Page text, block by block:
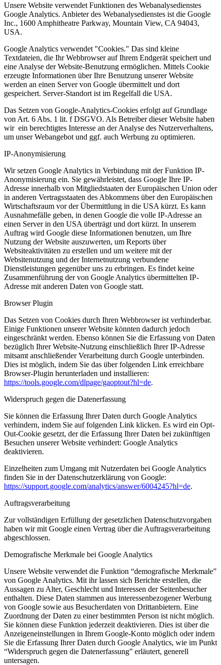
Unsere Website verwendet Funktionen des Webanalysedienstes
Google Analytics. Anbieter des Webanalysedienstes ist die Google
Inc., 1600 Amphitheatre Parkway, Mountain View, CA 94043,
USA.
Google Analytics verwendet "Cookies." Das sind kleine
Textdateien, die Ihr Webbrowser auf Ihrem Endgerät speichert und
eine Analyse der Website-Benutzung ermöglichen. Mittels Cookie
erzeugte Informationen über Ihre Benutzung unserer Website
werden an einen Server von Google übermittelt und dort
gespeichert. Server-Standort ist im Regelfall die USA.
Das Setzen von Google-Analytics-Cookies erfolgt auf Grundlage
von Art. 6 Abs. 1 lit. f DSGVO. Als Betreiber dieser Website haben
wir ein berechtigtes Interesse an der Analyse des Nutzerverhaltens,
um unser Webangebot und ggf. auch Werbung zu optimieren.
IP-Anonymisierung
Wir setzen Google Analytics in Verbindung mit der Funktion IP-
Anonymisierung ein. Sie gewährleistet, dass Google Ihre IP-
Adresse innerhalb von Mitgliedstaaten der Europäischen Union oder
in anderen Vertragsstaaten des Abkommens über den Europäischen
Wirtschaftsraum vor der Übermittlung in die USA kürzt. Es kann
Ausnahmefälle geben, in denen Google die volle IP-Adresse an
einen Server in den USA überträgt und dort kürzt. In unserem
Auftrag wird Google diese Informationen benutzen, um Ihre
Nutzung der Website auszuwerten, um Reports über
Websiteaktivitäten zu erstellen und um weitere mit der
Websitenutzung und der Internetnutzung verbundene
Dienstleistungen gegenüber uns zu erbringen. Es findet keine
Zusammenführung der von Google Analytics übermittelten IP-
Adresse mit anderen Daten von Google statt.
Browser Plugin
Das Setzen von Cookies durch Ihren Webbrowser ist verhinderbar.
Einige Funktionen unserer Website könnten dadurch jedoch
eingeschränkt werden. Ebenso können Sie die Erfassung von Daten
bezüglich Ihrer Website-Nutzung einschließlich Ihrer IP-Adresse
mitsamt anschließender Verarbeitung durch Google unterbinden.
Dies ist möglich, indem Sie das über folgenden Link erreichbare
Browser-Plugin herunterladen und installieren:
https://tools.google.com/dlpage/gaoptout?hl=de.
Widerspruch gegen die Datenerfassung
Sie können die Erfassung Ihrer Daten durch Google Analytics
verhindern, indem Sie auf folgenden Link klicken. Es wird ein Opt-
Out-Cookie gesetzt, der die Erfassung Ihrer Daten bei zukünftigen
Besuchen unserer Website verhindert: Google Analytics
deaktivieren.
Einzelheiten zum Umgang mit Nutzerdaten bei Google Analytics
finden Sie in der Datenschutzerklärung von Google:
https://support.google.com/analytics/answer/6004245?hl=de.
Auftragsverarbeitung
Zur vollständigen Erfüllung der gesetzlichen Datenschutzvorgaben
haben wir mit Google einen Vertrag über die Auftragsverarbeitung
abgeschlossen.
Demografische Merkmale bei Google Analytics
Unsere Website verwendet die Funktion “demografische Merkmale”
von Google Analytics. Mit ihr lassen sich Berichte erstellen, die
Aussagen zu Alter, Geschlecht und Interessen der Seitenbesucher
enthalten. Diese Daten stammen aus interessenbezogener Werbung
von Google sowie aus Besucherdaten von Drittanbietern. Eine
Zuordnung der Daten zu einer bestimmten Person ist nicht möglich.
Sie können diese Funktion jederzeit deaktivieren. Dies ist über die
Anzeigeneinstellungen in Ihrem Google-Konto möglich oder indem
Sie die Erfassung Ihrer Daten durch Google Analytics, wie im Punkt
“Widerspruch gegen die Datenerfassung” erläutert, generell
untersagen.